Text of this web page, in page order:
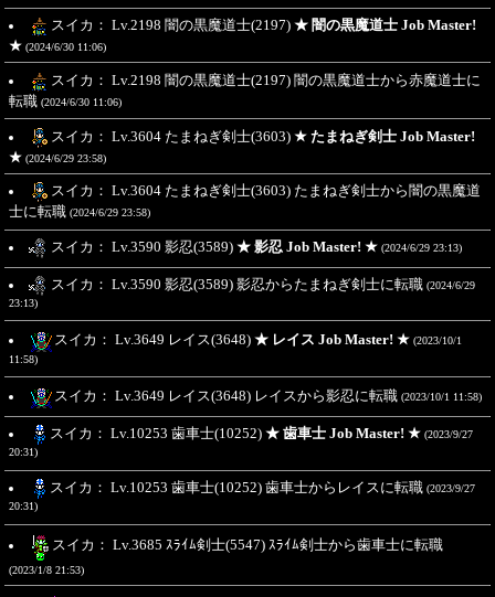
スイカ： Lv.2198 闇の黒魔道士(2197) ★ 闇の黒魔道士 Job Master!
★ (2024/6/30 11:06)
スイカ： Lv.2198 闇の黒魔道士(2197) 闇の黒魔道士から赤魔道士に
転職 (2024/6/30 11:06)
スイカ： Lv.3604 たまねぎ剣士(3603) ★ たまねぎ剣士 Job Master!
★ (2024/6/29 23:58)
スイカ： Lv.3604 たまねぎ剣士(3603) たまねぎ剣士から闇の黒魔道
士に転職 (2024/6/29 23:58)
スイカ： Lv.3590 影忍(3589) ★ 影忍 Job Master! ★ (2024/6/29 23:13)
スイカ： Lv.3590 影忍(3589) 影忍からたまねぎ剣士に転職 (2024/6/29
23:13)
スイカ： Lv.3649 レイス(3648) ★ レイス Job Master! ★ (2023/10/1
11:58)
スイカ： Lv.3649 レイス(3648) レイスから影忍に転職 (2023/10/1 11:58)
スイカ： Lv.10253 歯車士(10252) ★ 歯車士 Job Master! ★ (2023/9/27
20:31)
スイカ： Lv.10253 歯車士(10252) 歯車士からレイスに転職 (2023/9/27
20:31)
スイカ： Lv.3685 ｽﾗｲﾑ剣士(5547) ｽﾗｲﾑ剣士から歯車士に転職
(2023/1/8 21:53)